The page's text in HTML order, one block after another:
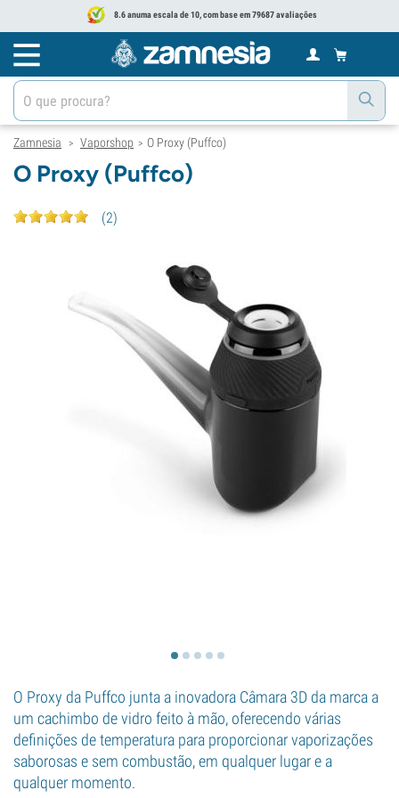
8.6 anuma escala de 10, com base em 79687 avaliações
Zamnesia > Vaporshop > O Proxy (Puffco)
O Proxy (Puffco)
(2)
O Proxy da Puffco junta a inovadora Câmara 3D da marca a
um cachimbo de vidro feito à mão, oferecendo várias
definições de temperatura para proporcionar vaporizações
saborosas e sem combustão, em qualquer lugar e a
qualquer momento.